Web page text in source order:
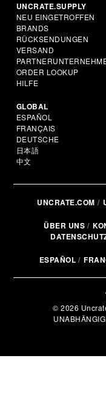
UNCRATE.SUPPLY
NEU EINGETROFFEN
BRANDS
RÜCKSENDUNGEN
VERSAND
ORDER LOOKUP
HILFE
GLOBAL
ESPAÑOL
FRANÇAIS
DEUTSCHE
日本語
中文
UNCRATE.COM
ÜBER UNS
ESPAÑOL
© 2026